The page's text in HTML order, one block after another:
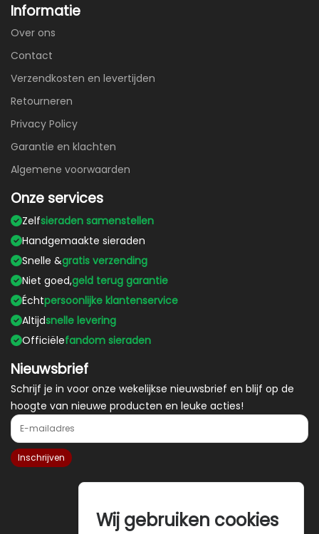
Informatie
Over ons
Contact
Verzendkosten en levertijden
Retourneren
Privacy Policy
Garantie en klachten
Algemene voorwaarden
Onze services
Zelfsieraden samenstellen
Handgemaakte sieraden
Snelle &gratis verzending
Niet goed,geld terug garantie
Échtpersoonlijke klantenservice
Altijdsnelle levering
Officiëlefandom sieraden
Nieuwsbrief
Schrijf je in voor onze wekelijkse nieuwsbrief en blijf op de
hoogte van nieuwe producten en leuke acties!
E-mailadres
Inschrijven
Wij gebruiken cookies